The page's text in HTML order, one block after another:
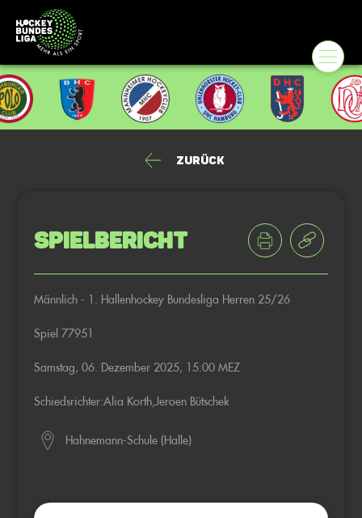
Zurück
Spielbericht
Männlich - 1. Hallenhockey Bundesliga Herren 25/26
Spiel 77951
Samstag, 06. Dezember 2025, 15:00 MEZ
Schiedsrichter:Alia Korth,Jeroen Bütschek
Hahnemann-Schule (Halle)